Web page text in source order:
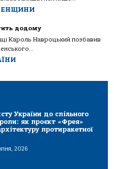
додому
Кароль Навроцький позбавив
України до спільного
як проєкт «Фрея»
протиракетної
2026